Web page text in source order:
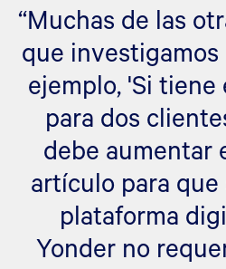
“Muchas de las
que
ejemplo, 'Si tiene
para dos
debe aumentar
artículo para que
plataforma
Yonder no